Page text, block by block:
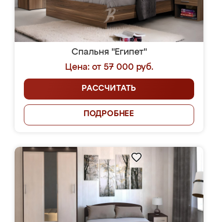
Спальня "Египет"
Цена: от 57 000 руб.
РАССЧИТАТЬ
ПОДРОБНЕЕ